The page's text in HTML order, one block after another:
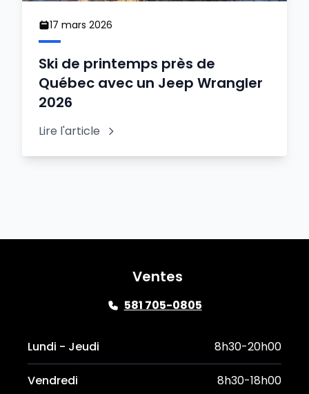
17 mars 2026
Ski de printemps près de
Québec avec un Jeep Wrangler
2026
Lire l'article
Ventes
581 705-0805
Lundi - Jeudi 8h30-20h00
Vendredi 8h30-18h00